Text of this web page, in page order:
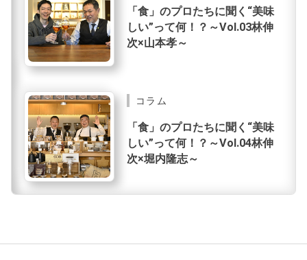
「食」のプロたちに聞く“美味
しい”って何！？～Vol.03林伸
次×山本孝～
コラム
「食」のプロたちに聞く“美味
しい”って何！？～Vol.04林伸
次×堀内隆志～